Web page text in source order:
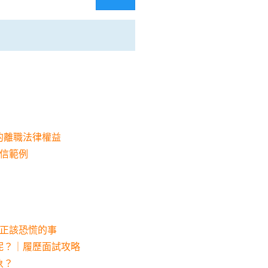
離職法律權益
範例
該恐慌的事
？｜履歷面試攻略